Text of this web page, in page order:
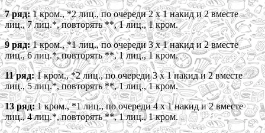
7 ряд:1 кром., *2 лиц., по очереди 2 х 1 накид и 2 вместе
лиц., 7 лиц.*, повторять **, 1 лиц., 1 кром.
9 ряд:1 кром., *1 лиц., по очереди 3 х 1 накид и 2 вместе
лиц., 6 лиц.*, повторять **, 1 лиц., 1 кром.
11 ряд:1 кром., *2 лиц., по очереди 3 х 1 накид и 2 вместе
лиц., 5 лиц.*, повторять **, 1 лиц., 1 кром.
13 ряд:1 кром., *1 лиц., по очереди 4 х 1 накид и 2 вместе
лиц., 4 лиц.*, повторять **, 1 лиц., 1 кром.